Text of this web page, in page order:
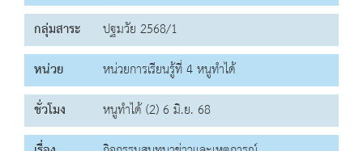
กลุ่มสาระ
ปฐมวัย 2568/1
หน่วย
หน่วยการเรียนรู้ที่ 4 หนูทำได้
ชั่วโมง
หนูทำได้ (2) 6 มิ.ย. 68